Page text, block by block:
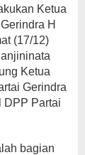
Ketua
H
(17/12)
Ketua
Gerindra
DPP Partai
bagian